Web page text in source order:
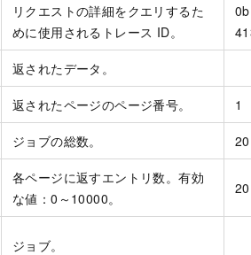
リクエストの詳細をクエリするた
めに使用されるトレース ID。
返されたデータ。
返されたページのページ番号。 1
ジョブの総数。 20
各ページに返すエントリ数。有効
な値：0～10000。
20
ジョブ。